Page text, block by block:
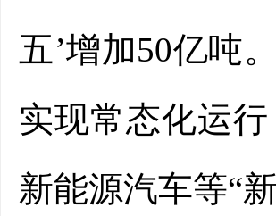
五’增加50亿吨
实现常态化运
新能源汽车等“